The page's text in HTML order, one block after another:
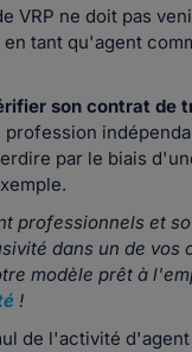
VRP ne doit pas
tant qu'agent
son contrat de
profession
par le biais
professionnels et
dans un de vos
modèle prêt à
!
de l'activité